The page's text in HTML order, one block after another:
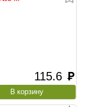
115.6 руб